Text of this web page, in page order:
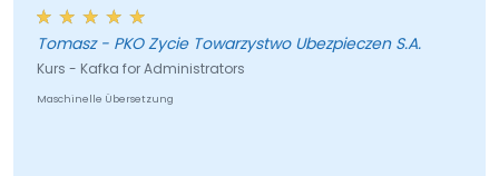
Tomasz - PKO Zycie Towarzystwo Ubezpieczen S.A.
Kurs - Kafka for Administrators
Maschinelle Übersetzung